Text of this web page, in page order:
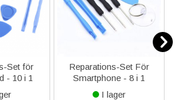
Set för
- 10 i 1
Reparations-Set För
Smartphone - 8 i 1
I lager